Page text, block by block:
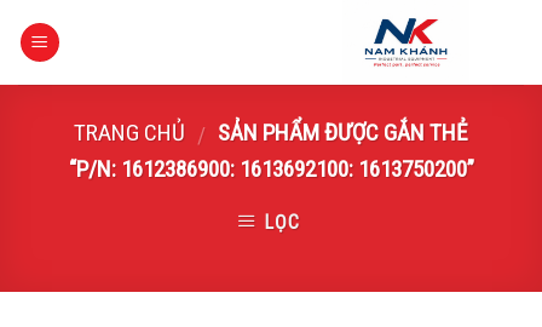
TRANG CHỦ / SẢN PHẨM ĐƯỢC GẮN THẺ
“P/N: 1612386900: 1613692100: 1613750200”
LỌC